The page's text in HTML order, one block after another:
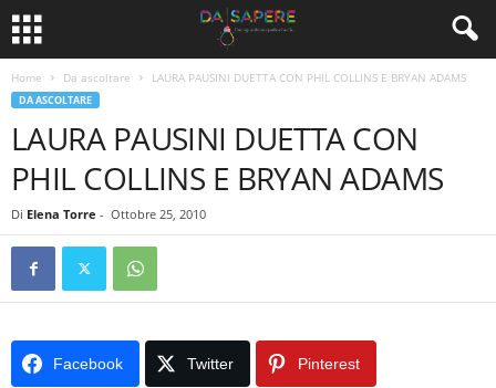
Home Da ascoltare LAURA PAUSINI DUETTA CON PHIL COLLINS E BRYAN ADAMS
DA ASCOLTARE
LAURA PAUSINI DUETTA CON
PHIL COLLINS E BRYAN ADAMS
Di Elena Torre - Ottobre 25, 2010
Facebook Twitter Pinterest